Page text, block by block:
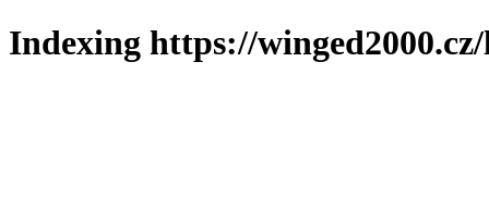
Indexing https://